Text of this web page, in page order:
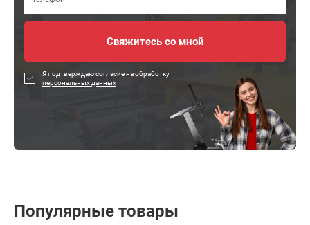
Я подтверждаю согласие на обработку
персональных данных
Популярные товары